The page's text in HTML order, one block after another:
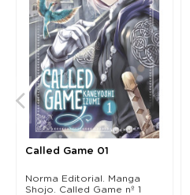
Called Game 01
Norma Editorial. Manga
Shojo. Called Game nº 1